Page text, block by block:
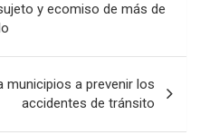
y ecomiso de más de
municipios a prevenir los
accidentes de tránsito